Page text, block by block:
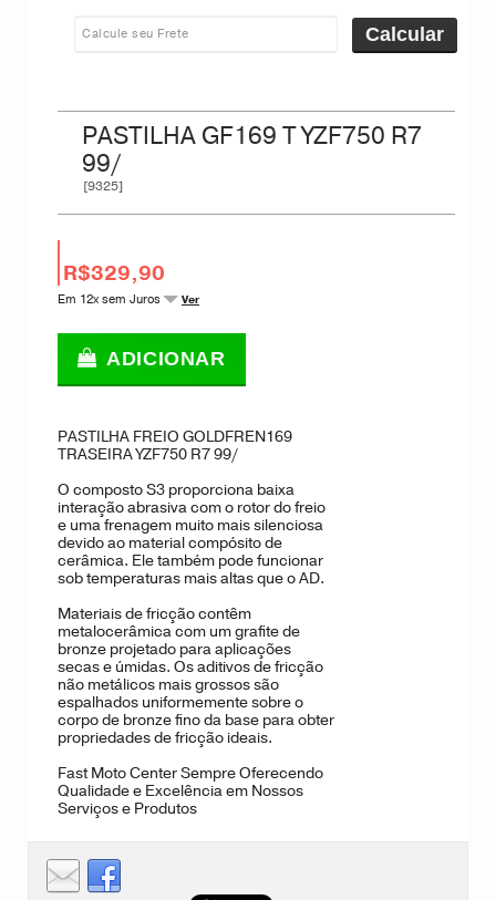
PASTILHA GF169 T YZF750 R7
99/
[9325]
R$329,90
Em 12x sem Juros Ver
ADICIONAR
Calcular
PASTILHA FREIO GOLDFREN169
TRASEIRA YZF750 R7 99/
O composto S3 proporciona baixa
interação abrasiva com o rotor do freio
e uma frenagem muito mais silenciosa
devido ao material compósito de
cerâmica. Ele também pode funcionar
sob temperaturas mais altas que o AD.
Materiais de fricção contêm
metalocerâmica com um grafite de
bronze projetado para aplicações
secas e úmidas. Os aditivos de fricção
não metálicos mais grossos são
espalhados uniformemente sobre o
corpo de bronze fino da base para obter
propriedades de fricção ideais.
Fast Moto Center Sempre Oferecendo
Qualidade e Excelência em Nossos
Serviços e Produtos